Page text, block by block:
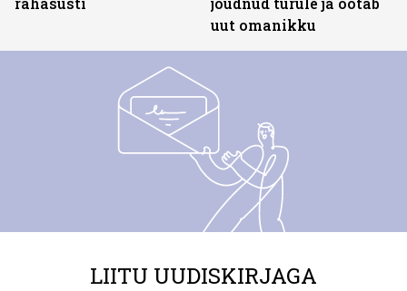
uut omanikku
LIITU UUDISKIRJAGA